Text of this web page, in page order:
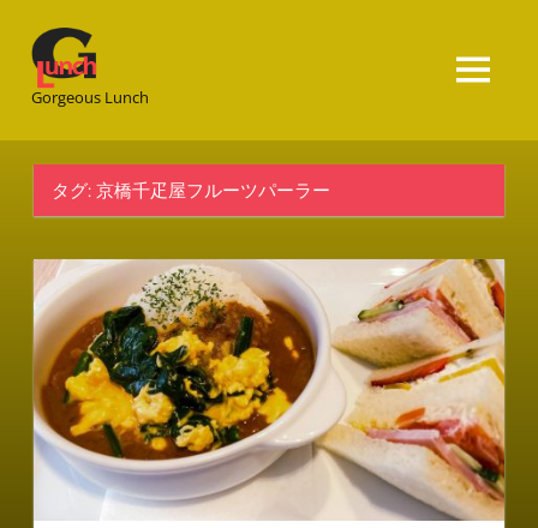
Gorgeous Lunch
タグ: 京橋千疋屋フルーツパーラー